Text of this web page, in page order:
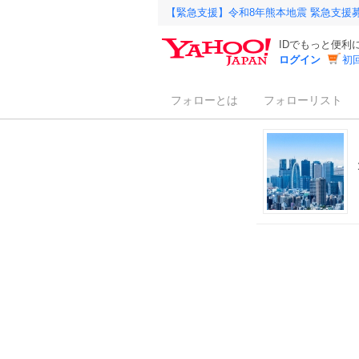
【緊急支援】令和8年熊本地震 緊急支援
IDでもっと便利
ログイン
初
フォローとは フォローリスト